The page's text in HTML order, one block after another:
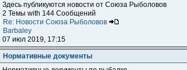
Здесь публикуются новости от Союза Рыболовов
2 Темы with 144 Сообщений
Re: Новости Союза Рыболовов
Barbaley
07 июл 2019, 17:15
Нормативные документы